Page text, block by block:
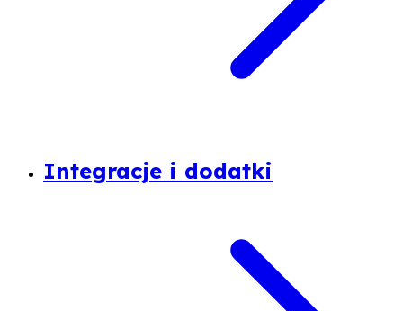
Integracje i dodatki